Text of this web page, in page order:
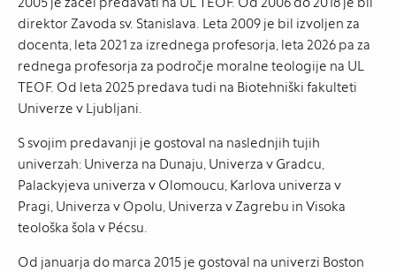
direktor Zavoda sv. Stanislava. Leta 2009 je bil izvoljen za
docenta, leta 2021 za izrednega profesorja, leta 2026 pa za
rednega profesorja za področje moralne teologije na UL
TEOF. Od leta 2025 predava tudi na Biotehniški fakulteti
Univerze v Ljubljani.
S svojim predavanji je gostoval na naslednjih tujih
univerzah: Univerza na Dunaju, Univerza v Gradcu,
Palackyjeva univerza v Olomoucu, Karlova univerza v
Pragi, Univerza v Opolu, Univerza v Zagrebu in Visoka
teološka šola v Pécsu.
Od januarja do marca 2015 je gostoval na univerzi Boston